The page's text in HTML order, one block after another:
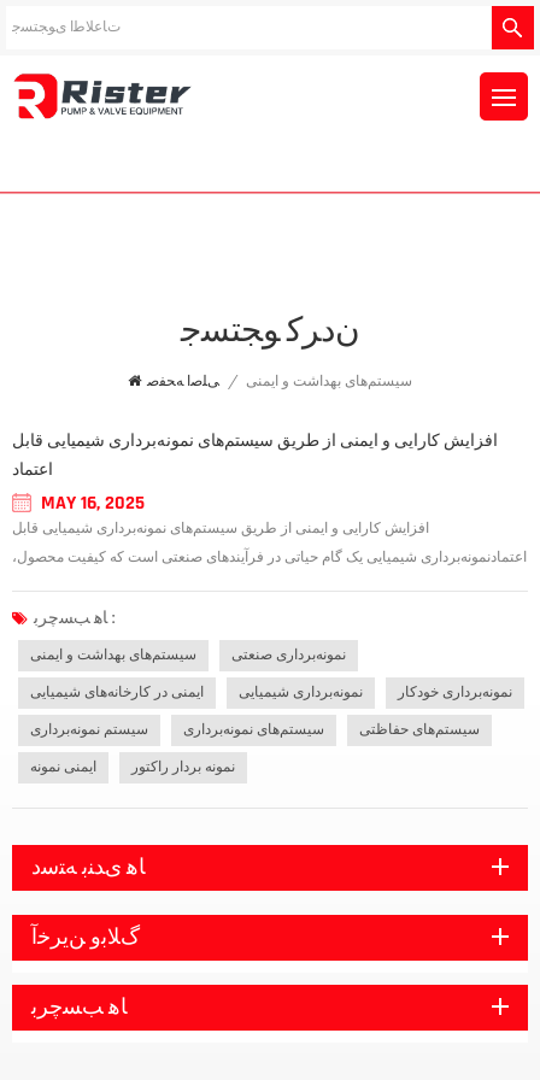
ﻥﺩﺮﮐ ﻮﺠﺘﺴﺟ
ﯽﻠﺻﺍ ﻪﺤﻔﺻ / سیستم‌های بهداشت و ایمنی
افزایش کارایی و ایمنی از طریق سیستم‌های نمونه‌برداری شیمیایی قابل
اعتماد
MAY 16, 2025
افزایش کارایی و ایمنی از طریق سیستم‌های نمونه‌برداری شیمیایی قابل
اعتمادنمونه‌برداری شیمیایی یک گام حیاتی در فرآیندهای صنعتی است که کیفیت محصول،
ﺎﻫ ﺐﺴﭼﺮﺑ :
سیستم‌های بهداشت و ایمنی نمونه‌برداری صنعتی
ایمنی در کارخانه‌های شیمیایی نمونه‌برداری شیمیایی نمونه‌برداری خودکار
سیستم نمونه‌برداری سیستم‌های نمونه‌برداری سیستم‌های حفاظتی
ایمنی نمونه نمونه بردار راکتور
ﺎﻫ ﯼﺪﻨﺑ ﻪﺘﺳﺩ
ﮒﻼ ﺑﻭ ﻦﯾﺮﺧﺁ
ﺎﻫ ﺐﺴﭼﺮﺑ